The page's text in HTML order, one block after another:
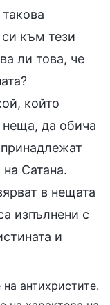
към тези
ли това, че
който
неща, да обича
Сатана.
в нещата
изпълнени с
и
антихристите.